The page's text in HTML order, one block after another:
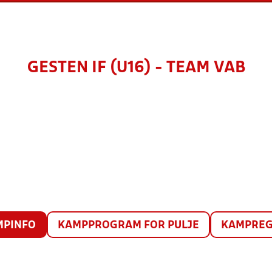
GESTEN IF (U16) - TEAM VAB
KAMPPROGRAM FOR PULJE